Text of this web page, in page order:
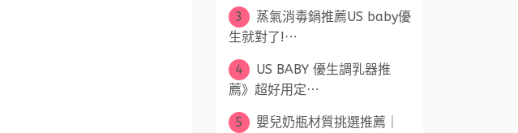
3
蒸氣消毒鍋推薦US baby優
生就對了!⋯
4
US BABY 優生調乳器推
薦》超好用定⋯
5
嬰兒奶瓶材質挑選推薦｜